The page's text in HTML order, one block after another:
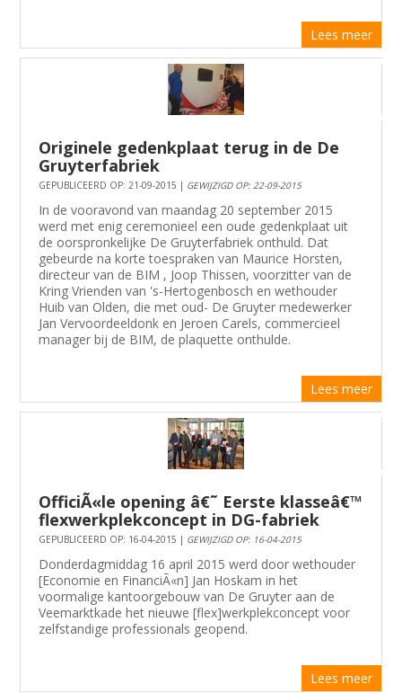
Lees meer
Originele gedenkplaat terug in de De
Gruyterfabriek
GEPUBLICEERD OP: 21-09-2015 | GEWIJZIGD OP: 22-09-2015
In de vooravond van maandag 20 september 2015
werd met enig ceremonieel een oude gedenkplaat uit
de oorspronkelijke De Gruyterfabriek onthuld. Dat
gebeurde na korte toespraken van Maurice Horsten,
directeur van de BIM , Joop Thissen, voorzitter van de
Kring Vrienden van 's-Hertogenbosch en wethouder
Huib van Olden, die met oud- De Gruyter medewerker
Jan Vervoordeeldonk en Jeroen Carels, commercieel
manager bij de BIM, de plaquette onthulde.
Lees meer
OfficiÃ«le opening â€˜ Eerste klasseâ€™
flexwerkplekconcept in DG-fabriek
GEPUBLICEERD OP: 16-04-2015 | GEWIJZIGD OP: 16-04-2015
Donderdagmiddag 16 april 2015 werd door wethouder
[Economie en FinanciÃ«n] Jan Hoskam in het
voormalige kantoorgebouw van De Gruyter aan de
Veemarktkade het nieuwe [flex]werkplekconcept voor
zelfstandige professionals geopend.
Lees meer